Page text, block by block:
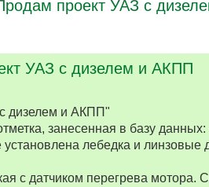
проект УАЗ с
УАЗ с дизелем и АКПП
дизелем и АКПП"
занесенная в базу
лебедка и линзовые
с датчиком перегрева мотора.